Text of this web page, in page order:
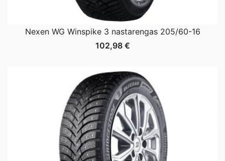
Nexen WG Winspike 3 nastarengas 205/60-16
102,98 €